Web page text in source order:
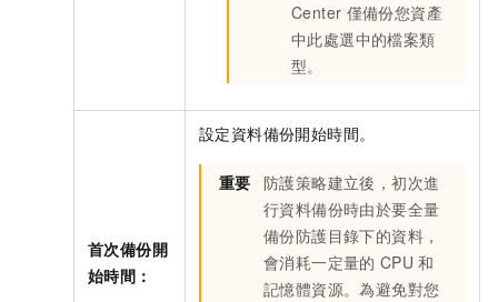
Center 僅備份您資產
中此處選中的檔案類
型。
首次備份開
始時間：
設定資料備份開始時間。
重要
防護策略建立後，初次進
行資料備份時由於要全量
備份防護目錄下的資料，
會消耗一定量的 CPU 和
記憶體資源。為避免對您